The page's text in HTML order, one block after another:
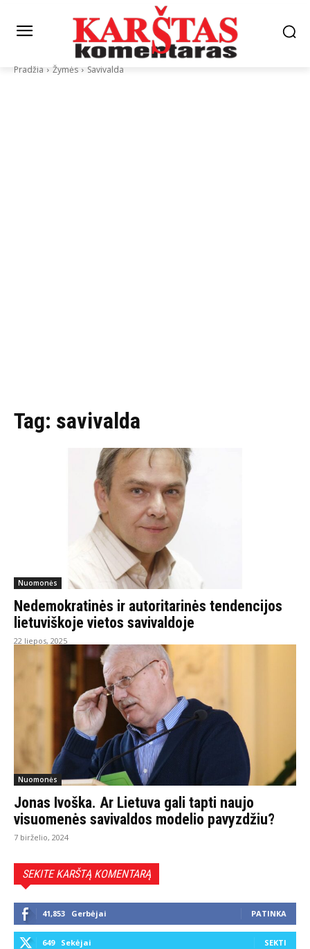
Pradžia Žymės Savivalda
Tag: savivalda
Nuomonės
Nedemokratinės ir autoritarinės tendencijos
lietuviškoje vietos savivaldoje
22 liepos, 2025
Nuomonės
Jonas Ivoška. Ar Lietuva gali tapti naujo
visuomenės savivaldos modelio pavyzdžiu?
7 birželio, 2024
SEKITE KARŠTĄ KOMENTARĄ
41,853 Gerbėjai PATINKA
649 Sekėjai SEKTI